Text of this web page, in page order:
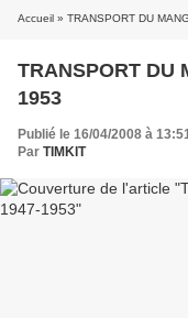
Accueil » TRANSPORT DU
TRANSPORT DU
1953
Publié le 16/04/2008 à
Par TIMKIT